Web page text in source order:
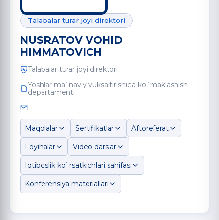
Talabalar turar joyi direktori
NUSRATOV VOHID
HIMMATOVICH
Talabalar turar joyi direktori
Yoshlar ma`naviy yuksaltirishiga ko`maklashish
departamenti
Maqolalar Sertifikatlar Aftoreferat
Loyihalar Video darslar
Iqtiboslik ko`rsatkichlari sahifasi
Konferensiya materiallari